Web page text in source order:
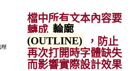
檔中所有文本內容要
轉成 輪廓
(OUTLINE)
，防止
再次打開時字體缺失
而影響實際設計效果